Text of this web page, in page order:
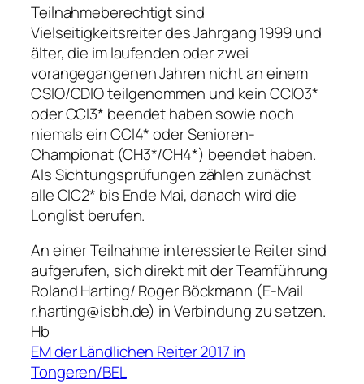
Teilnahmeberechtigt sind
Vielseitigkeitsreiter des Jahrgang 1999 und
älter, die im laufenden oder zwei
vorangegangenen Jahren nicht an einem
CSIO/CDIO teilgenommen und kein CCIO3*
oder CCI3* beendet haben sowie noch
niemals ein CCI4* oder Senioren-
Championat (CH3*/CH4*) beendet haben.
Als Sichtungsprüfungen zählen zunächst
alle CIC2* bis Ende Mai, danach wird die
Longlist berufen.
An einer Teilnahme interessierte Reiter sind
aufgerufen, sich direkt mit der Teamführung
Roland Harting/ Roger Böckmann (E-Mail
r.harting@isbh.de) in Verbindung zu setzen.
Hb
EM der Ländlichen Reiter 2017 in
Tongeren/BEL